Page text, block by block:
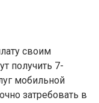
своим
получить 7-
мобильной
затребовать в